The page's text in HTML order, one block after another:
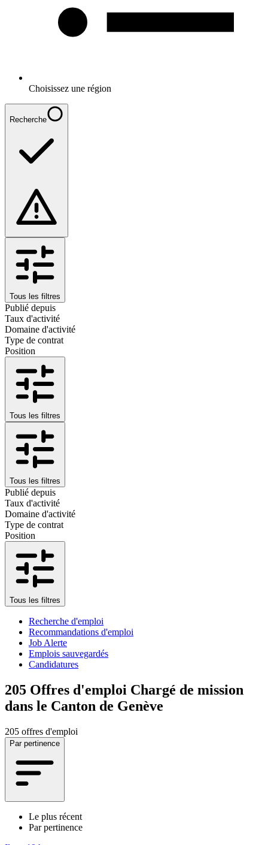
Choisissez une région
Recherche
Tous les filtres
Publié depuis
Taux d'activité
Domaine d'activité
Type de contrat
Position
Tous les filtres
Tous les filtres
Publié depuis
Taux d'activité
Domaine d'activité
Type de contrat
Position
Tous les filtres
Recherche d'emploi
Recommandations d'emploi
Job Alerte
Emplois sauvegardés
Candidatures
205 Offres d'emploi Chargé de mission
dans le Canton de Genève
205 offres d'emploi
Par pertinence
Le plus récent
Par pertinence